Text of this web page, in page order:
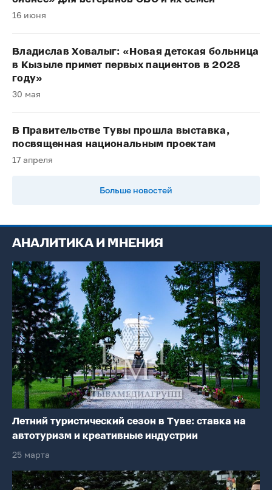
16 июня
Владислав Ховалыг: «Новая детская больница
в Кызыле примет первых пациентов в 2028
году»
30 мая
В Правительстве Тувы прошла выставка,
посвященная национальным проектам
17 апреля
Больше новостей
АНАЛИТИКА И МНЕНИЯ
Летний туристический сезон в Туве: ставка на
автотуризм и креативные индустрии
25 марта